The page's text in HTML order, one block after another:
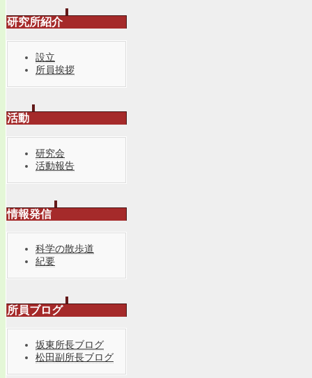
研究所紹介
設立
所員挨拶
活動
研究会
活動報告
情報発信
科学の散歩道
紀要
所員ブログ
坂東所長ブログ
松田副所長ブログ